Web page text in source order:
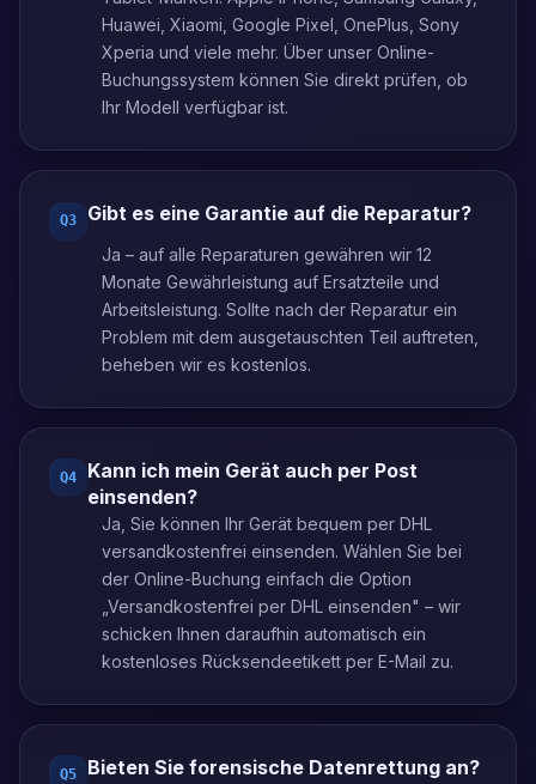
Huawei, Xiaomi, Google Pixel, OnePlus, Sony
Xperia und viele mehr. Über unser Online-
Buchungssystem können Sie direkt prüfen, ob
Ihr Modell verfügbar ist.
Q3 Gibt es eine Garantie auf die Reparatur?
Ja – auf alle Reparaturen gewähren wir 12
Monate Gewährleistung auf Ersatzteile und
Arbeitsleistung. Sollte nach der Reparatur ein
Problem mit dem ausgetauschten Teil auftreten,
beheben wir es kostenlos.
Q4
Kann ich mein Gerät auch per Post
einsenden?
Ja, Sie können Ihr Gerät bequem per DHL
versandkostenfrei einsenden. Wählen Sie bei
der Online-Buchung einfach die Option
„Versandkostenfrei per DHL einsenden" – wir
schicken Ihnen daraufhin automatisch ein
kostenloses Rücksendeetikett per E-Mail zu.
Q5 Bieten Sie forensische Datenrettung an?